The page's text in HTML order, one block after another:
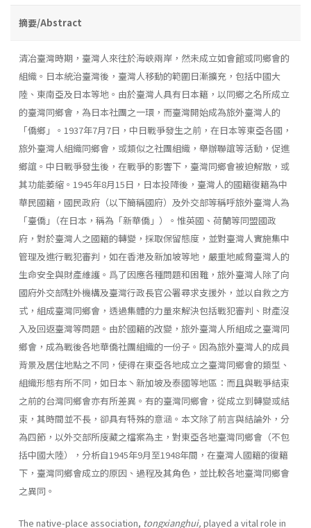
摘要/Abstract
清冶臺灣時期，臺灣人來往於海峽兩岸，然未成立如會館或同鄉會的
組織。日本統治臺灣後，臺灣人移動的範圍日漸擴充，包括中國大
陸、東南亞及日本等地。由於臺灣人具有日本籍，以同鄉之名所成立
的臺灣同鄉會，為日本社團之一環，而臺灣開始成為旅外臺灣人的
「僑鄉」。1937年7月7日，中日戰爭發生之前，在日本等東亞各國，
旅外臺灣人組織同鄉會，或類似之社團組織，舉辦聯誼等活動，促進
鄉誼。中日戰爭發生後，在戰爭的影響下，臺灣同鄉會被迫解散，或
其功能萎縮。1945年8月15日，日本投降後，臺灣人的國籍復籍為中
華民國籍，國民政府（以下簡稱國府）及外交部等稱呼旅外臺灣人為
「臺僑｣（在日本，稱為「新華僑」）。惟英國、荷蘭等同盟國政
府，對於臺灣人之國籍的轉變，採取保留態度，並對臺灣人實施集中
管理及進行戰犯審判，如在香港及新加坡等地，嚴重地威脅臺灣人的
生命安全與財產維護。爲了因應各種問題和困難，旅外臺灣人除了向
國府外交部駐外機構及臺灣行政長官公署尋求支援外，並以自救之方
式，組成臺灣同鄉會，透過集體的力量來解決包括戰犯審判、財產沒
入及回返臺灣等問題。由於國籍的改變，旅外臺灣人所組成之臺灣同
鄉會，成為戰後各地華僑社團組織的一份子。因為旅外臺灣人的成員
背景及居住地點之不同，使得在東亞各地成立之臺灣同鄉會的類型、
組織形態有所不同，如日本丶新加坡及泰國等地區：而且與戰爭結束
之前的台灣同鄉會亦有所差異。有的臺灣同鄉會，從成立到轉變或結
束，其時間並不長，卻具有特殊的意涵。本文除了前言與結論外，分
為四節，以外交部所庋藏之檔案為主，對東亞各地臺灣同鄉會（不包
括中國大陸），分析自1945年9月至1948年間，在臺灣人國籍的復籍
下，臺灣同鄉會成立的原因、過程及其角色，並比較各地臺灣同鄉會
之異同。
The native-place association, tongxianghui, played a vital role in